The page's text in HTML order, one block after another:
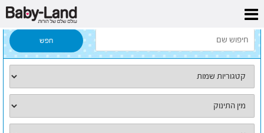
דף הבית